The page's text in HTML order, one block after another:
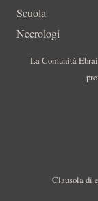
Scuola
Necrologi
La Comunità
Clausola di